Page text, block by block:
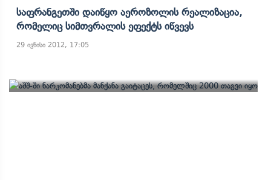
Საფრანგეთში Დაიწყო Აეროზოლის Რეალიზაცია,
Რომელიც Სიმთვრალის Ეფექტს Იწვევს
29 ივნისი 2012, 17:05